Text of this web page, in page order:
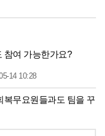
참여 가능한가요?
14 10:28
복무요원들과도 팀을 꾸